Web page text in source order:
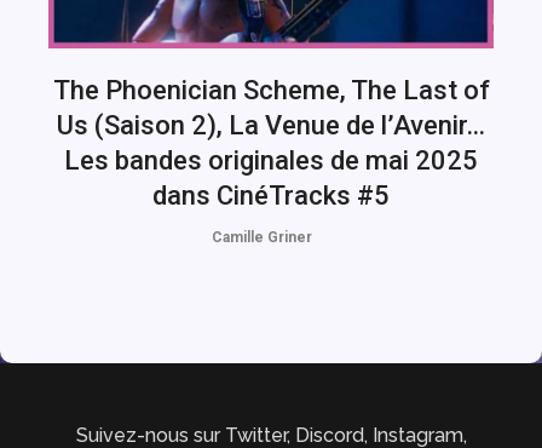
The Phoenician Scheme, The Last of
Us (Saison 2), La Venue de l’Avenir…
Les bandes originales de mai 2025
dans CinéTracks #5
Camille Griner
Suivez-nous sur Twitter, Discord, Instagram,